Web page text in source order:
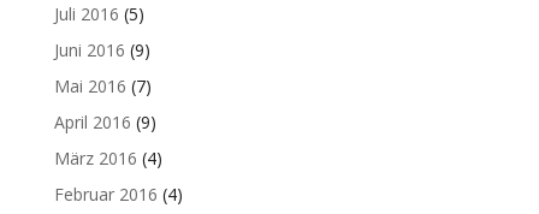
Juli 2016 (5)
Juni 2016 (9)
Mai 2016 (7)
April 2016 (9)
März 2016 (4)
Februar 2016 (4)